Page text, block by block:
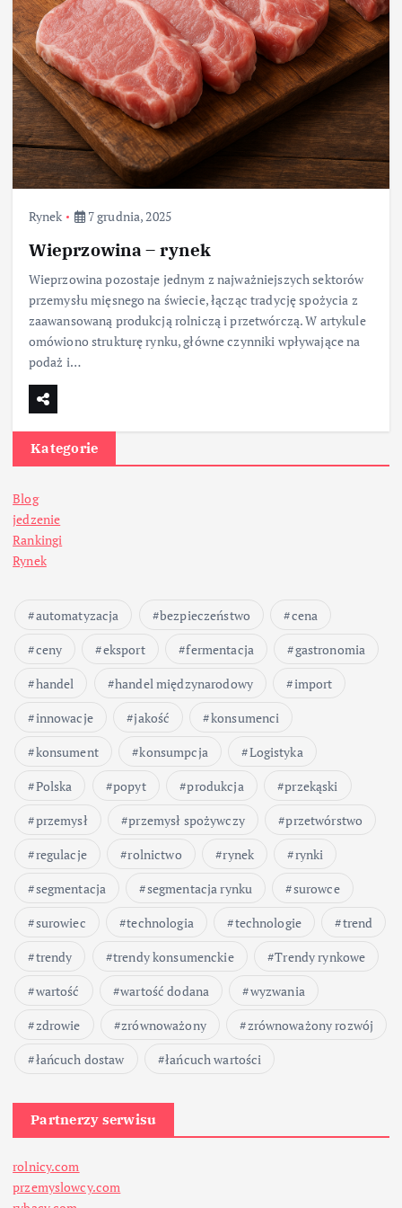
Rynek 7 grudnia, 2025
Wieprzowina – rynek
Wieprzowina pozostaje jednym z najważniejszych sektorów
przemysłu mięsnego na świecie, łącząc tradycję spożycia z
zaawansowaną produkcją rolniczą i przetwórczą. W artykule
omówiono strukturę rynku, główne czynniki wpływające na
podaż i…
Kategorie
Blog
jedzenie
Rankingi
Rynek
automatyzacja bezpieczeństwo
cena
ceny
eksport fermentacja
gastronomia
handel
handel międzynarodowy
import
innowacje
jakość
konsumenci
konsument
konsumpcja
Logistyka
Polska
popyt produkcja
przekąski
przemysł
przemysł spożywczy
przetwórstwo
regulacje
rolnictwo rynek
rynki
segmentacja
segmentacja rynku
surowce
surowiec
technologia technologie
trend
trendy
trendy konsumenckie
Trendy rynkowe
wartość
wartość dodana
wyzwania
zdrowie
zrównoważony
zrównoważony rozwój
łańcuch dostaw
łańcuch wartości
Partnerzy serwisu
rolnicy.com
przemyslowcy.com